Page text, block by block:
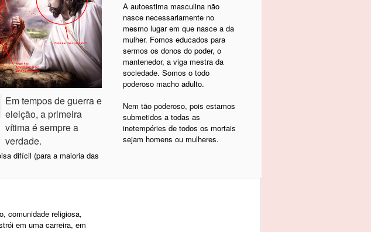
Em tempos de guerra e
eleição, a primeira
vítima é sempre a
verdade.
difícil (para a maioria das
de eleição... No geral,
um uma campanha de um
candidato X ou Y: 1.
A autoestima masculina não
nasce necessariamente no
mesmo lugar em que nasce a da
mulher. Fomos educados para
sermos os donos do poder, o
mantenedor, a viga mestra da
sociedade. Somos o todo
poderoso macho adulto.
Nem tão poderoso, pois estamos
submetidos a todas as
inetempéries de todos os mortais
sejam homens ou mulheres.
comunidade religiosa,
em uma carreira, em